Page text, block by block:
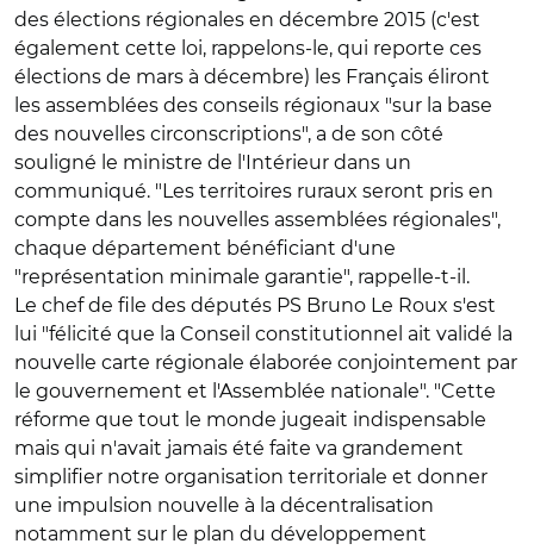
des élections régionales en décembre 2015 (c'est
également cette loi, rappelons-le, qui reporte ces
élections de mars à décembre) les Français éliront
les assemblées des conseils régionaux "sur la base
des nouvelles circonscriptions", a de son côté
souligné le ministre de l'Intérieur dans un
communiqué. "Les territoires ruraux seront pris en
compte dans les nouvelles assemblées régionales",
chaque département bénéficiant d'une
"représentation minimale garantie", rappelle-t-il.
Le chef de file des députés PS Bruno Le Roux s'est
lui "félicité que la Conseil constitutionnel ait validé la
nouvelle carte régionale élaborée conjointement par
le gouvernement et l'Assemblée nationale". "Cette
réforme que tout le monde jugeait indispensable
mais qui n'avait jamais été faite va grandement
simplifier notre organisation territoriale et donner
une impulsion nouvelle à la décentralisation
notamment sur le plan du développement